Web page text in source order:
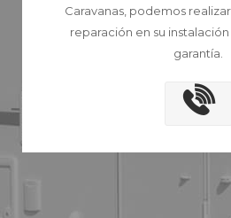
Caravanas, podemos
reparación en su
garantía.